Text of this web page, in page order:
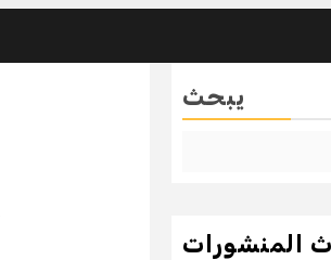
يبحث
المنشورات